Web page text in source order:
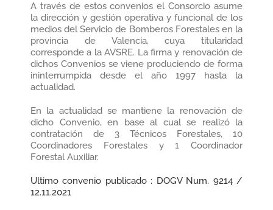
A través de estos convenios el Consorcio asume
la dirección y gestión operativa y funcional de los
medios del Servicio de Bomberos Forestales en la
provincia de Valencia, cuya titularidad
corresponde a la AVSRE. La firma y renovación de
dichos Convenios se viene produciendo de forma
ininterrumpida desde el año 1997 hasta la
actualidad.
En la actualidad se mantiene la renovación de
dicho Convenio, en base al cual se realizó la
contratación de 3 Técnicos Forestales, 10
Coordinadores Forestales y 1 Coordinador
Forestal Auxiliar.
Ultimo convenio publicado : DOGV Num. 9214 /
12.11.2021